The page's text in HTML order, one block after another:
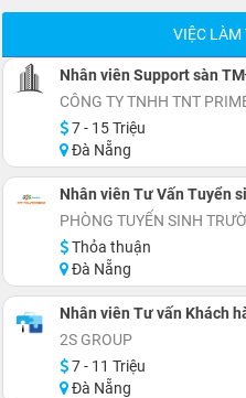
VIỆC LÀM
Nhân viên Support sàn
CÔNG TY TNHH TNT
7 - 15 Triệu
Đà Nẵng
Nhân viên Tư Vấn Tuyển
PHÒNG TUYỂN SINH
Thỏa thuận
Đà Nẵng
Nhân viên Tư vấn Khách
2S GROUP
7 - 11 Triệu
Đà Nẵng